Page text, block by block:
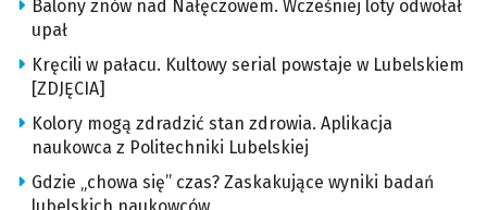
Balony znów nad Nałęczowem. Wcześniej loty odwołał
upał
Kręcili w pałacu. Kultowy serial powstaje w Lubelskiem
[ZDJĘCIA]
Kolory mogą zdradzić stan zdrowia. Aplikacja
naukowca z Politechniki Lubelskiej
Gdzie „chowa się” czas? Zaskakujące wyniki badań